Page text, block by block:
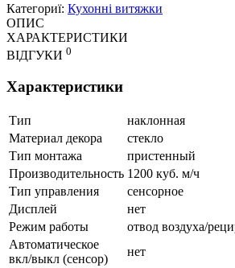
Категориї: Кухонні витяжки
ОПИС
ХАРАКТЕРИСТИКИ
ВІДГУКИ 0
Характеристики
Тип
наклонная
Материал декора
стекло
Тип монтажа
пристенный
Производительность 1200 куб. м/ч
Тип управления
сенсорное
Дисплей
нет
Режим работы
отвод воздуха/
Автоматическое
вкл/выкл (сенсор)
нет